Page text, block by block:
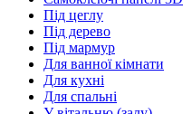
Під цеглу
Під дерево
Під мармур
Для ванної кімнати
Для кухні
Для спальні